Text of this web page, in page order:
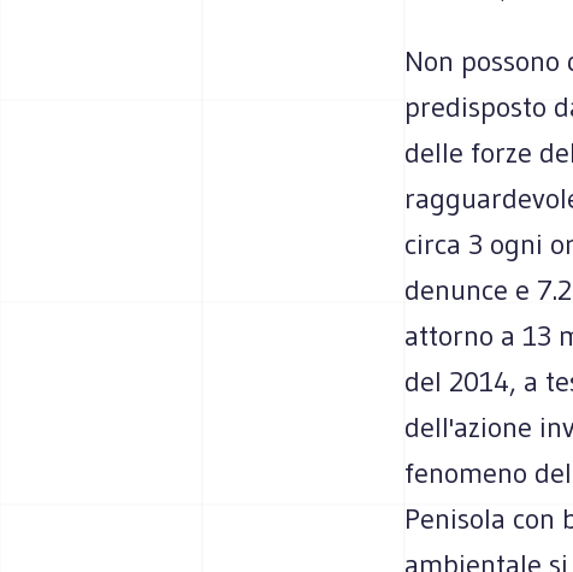
Non
predisposto
delle forze
circa 3 ogni
denunce e
attorno a 13
del 2014, a
dell'azione
fenomeno
Penisola
ambientale